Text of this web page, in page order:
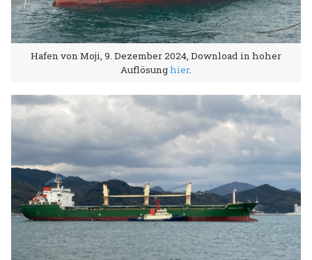
Hafen von Moji, 9. Dezember 2024, Download in hoher
Auflösunghier.